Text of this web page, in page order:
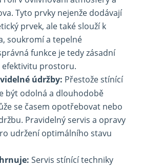
Tyto prvky nejenže dodávají
prvek, ale také slouží k
soukromí a tepelné
funkce je tedy zásadní
prostoru.
údržby: Přestože stínící
být odolná a dlouhodobě
se časem opotřebovat nebo
Pravidelný servis a opravy
udržení optimálního stavu
Servis stínící techniky